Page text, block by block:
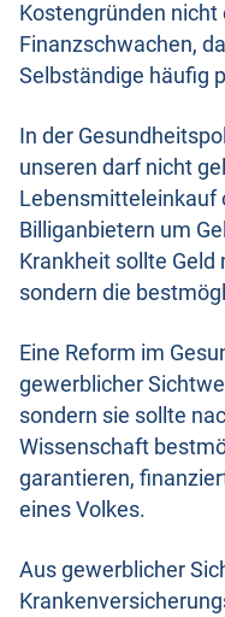
Kostengründen
Finanzschwachen,
Selbständige häufig
In der
unseren darf nicht
Lebensmitteleinkauf
Billiganbietern um
Krankheit sollte Geld
sondern die
Eine Reform im
gewerblicher
sondern sie sollte
Wissenschaft
garantieren,
eines Volkes.
Aus gewerblicher